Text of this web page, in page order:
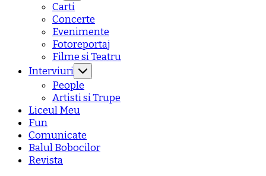
Carti
Concerte
Evenimente
Fotoreportaj
Filme si Teatru
Interviuri
People
Artisti si Trupe
Liceul Meu
Fun
Comunicate
Balul Bobocilor
Revista